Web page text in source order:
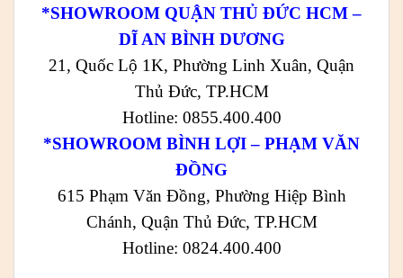
*SHOWROOM QUẬN THỦ ĐỨC HCM –
DĨ AN BÌNH DƯƠNG
21, Quốc Lộ 1K, Phường Linh Xuân, Quận
Thủ Đức, TP.HCM
Hotline: 0855.400.400
*SHOWROOM BÌNH LỢI – PHẠM VĂN
ĐỒNG
615 Phạm Văn Đồng, Phường Hiệp Bình
Chánh, Quận Thủ Đức, TP.HCM
Hotline: 0824.400.400